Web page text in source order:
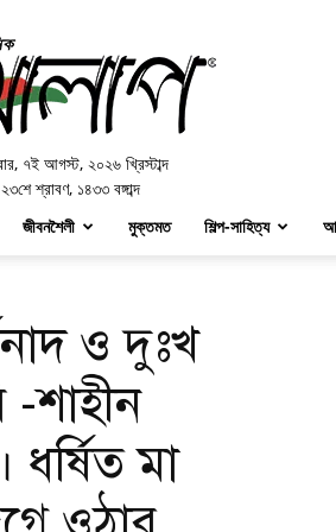
Alap
, ৭ই আগস্ট, ২০২৬ খ্রিস্টাব্দ
২৩শে শ্রাবণ, ১৪৩৩ বঙ্গাব্দ
জীবনশৈলী মুক্তমত শিল্প-সাহিত্য
ও দুঃখ
-শাহীন
ধর্ষিত মা